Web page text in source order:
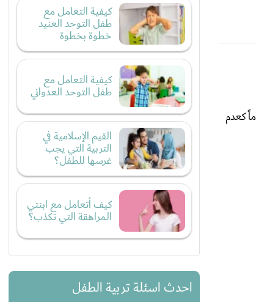
كعدم
كيفية التعامل مع
طفل التوحد العنيد
خطوة بخطوة
كيفية التعامل مع
طفل التوحد العدواني
القيم الإسلامية في
التربية التي يجب
غرسها للطفل؟
كيف أتعامل مع ابنتي
المراهقة التي تكذب؟
احدث اسئلة تربية الطفل